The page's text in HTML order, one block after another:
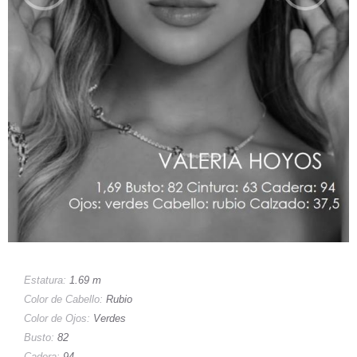
Estatura: 1.69 m
Color de Cabello: Rubio
Color de Ojos: Verdes
Busto: 82